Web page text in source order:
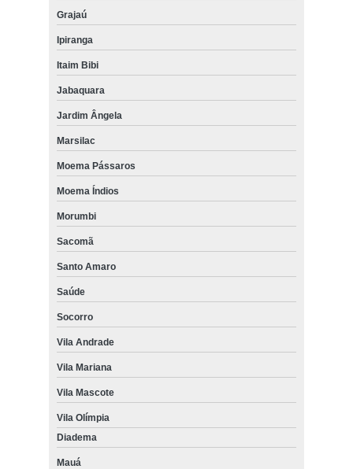
Grajaú
Ipiranga
Itaim Bibi
Jabaquara
Jardim Ângela
Marsilac
Moema Pássaros
Moema Índios
Morumbi
Sacomã
Santo Amaro
Saúde
Socorro
Vila Andrade
Vila Mariana
Vila Mascote
Vila Olímpia
Diadema
Mauá